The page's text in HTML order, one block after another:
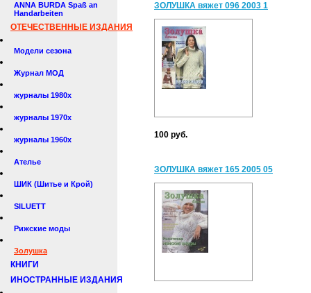
ANNA BURDA Spaß an
Handarbeiten
ОТЕЧЕСТВЕННЫЕ ИЗДАНИЯ
Модели сезона
Журнал МОД
журналы 1980х
журналы 1970х
журналы 1960х
Ателье
ШИК (Шитье и Крой)
SILUETT
Рижские моды
Золушка
КНИГИ
ИНОСТРАННЫЕ ИЗДАНИЯ
ЗОЛУШКА вяжет 096 2003 1
100 руб.
ЗОЛУШКА вяжет 165 2005 05